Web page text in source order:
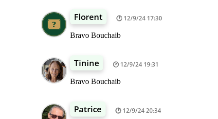
Florent 12/9/24 17:30
Bravo Bouchaib
Tinine 12/9/24 19:31
Bravo Bouchaib
Patrice 12/9/24 20:34